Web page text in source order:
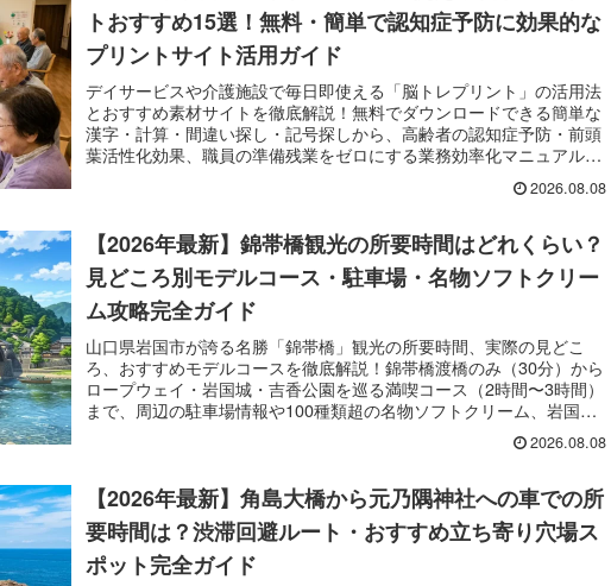
トおすすめ15選！無料・簡単で認知症予防に効果的な
プリントサイト活用ガイド
デイサービスや介護施設で毎日即使える「脳トレプリント」の活用法
とおすすめ素材サイトを徹底解説！無料でダウンロードできる簡単な
漢字・計算・間違い探し・記号探しから、高齢者の認知症予防・前頭
葉活性化効果、職員の準備残業をゼロにする業務効率化マニュアルま
2026.08.08
【2026年最新】錦帯橋観光の所要時間はどれくらい？
見どころ別モデルコース・駐車場・名物ソフトクリー
ム攻略完全ガイド
山口県岩国市が誇る名勝「錦帯橋」観光の所要時間、実際の見どこ
ろ、おすすめモデルコースを徹底解説！錦帯橋渡橋のみ（30分）から
ロープウェイ・岩国城・吉香公園を巡る満喫コース（2時間〜3時間）
まで、周辺の駐車場情報や100種類超の名物ソフトクリーム、岩国寿
2026.08.08
【2026年最新】角島大橋から元乃隅神社への車での所
要時間は？渋滞回避ルート・おすすめ立ち寄り穴場ス
ポット完全ガイド